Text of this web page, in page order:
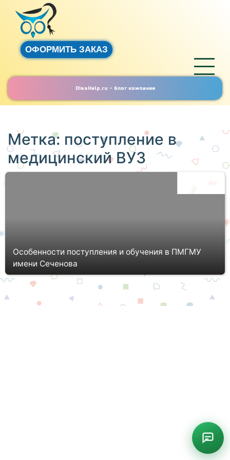
ОФОРМИТЬ ЗАКАЗ
DissHelp.ru - блог компании
Метка: поступление в
медицинский ВУЗ
Особенности поступления и обучения в ПМГМУ
имени Сеченова
В наше время медицина не стоит на месте, именно поэтому
получения заветного образования. Особенно стремятся